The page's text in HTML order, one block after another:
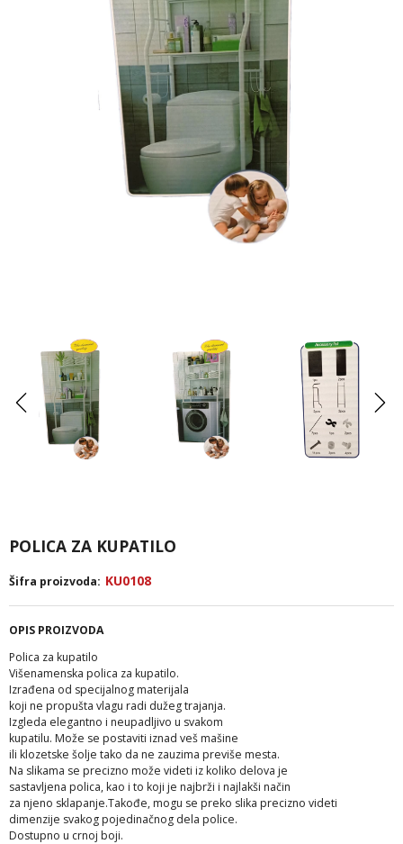
POLICA ZA KUPATILO
Šifra proizvoda: KU0108
OPIS PROIZVODA
Polica za kupatilo
Višenamenska polica za kupatilo.
Izrađena od specijalnog materijala
koji ne propušta vlagu radi dužeg trajanja.
Izgleda elegantno i neupadljivo u svakom
kupatilu. Može se postaviti iznad veš mašine
ili klozetske šolje tako da ne zauzima previše mesta.
Na slikama se precizno može videti iz koliko delova je
sastavljena polica, kao i to koji je najbrži i najlakši način
za njeno sklapanje.Takođe, mogu se preko slika precizno videti
dimenzije svakog pojedinačnog dela police.
Dostupno u crnoj boji.